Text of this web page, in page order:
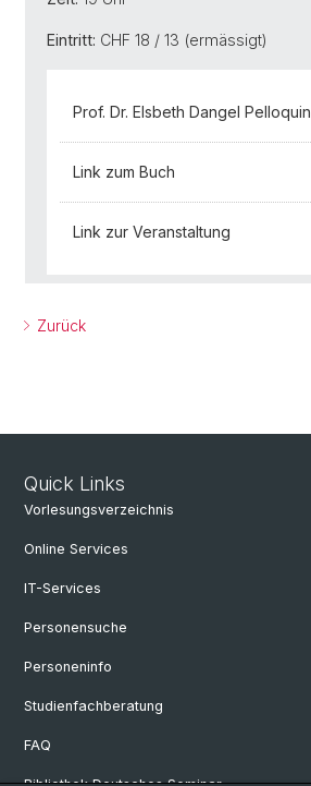
Eintritt: CHF 18 / 13 (ermässigt)
Prof. Dr. Elsbeth Dangel Pelloquin
Link zum Buch
Link zur Veranstaltung
Zurück
Quick Links
Vorlesungsverzeichnis
Online Services
IT-Services
Personensuche
Personeninfo
Studienfachberatung
FAQ